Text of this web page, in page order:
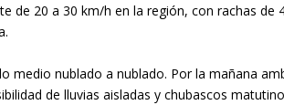
de 20 a 30 km/h en la región, con rachas
medio nublado a nublado. Por la mañana
de lluvias aisladas y chubascos